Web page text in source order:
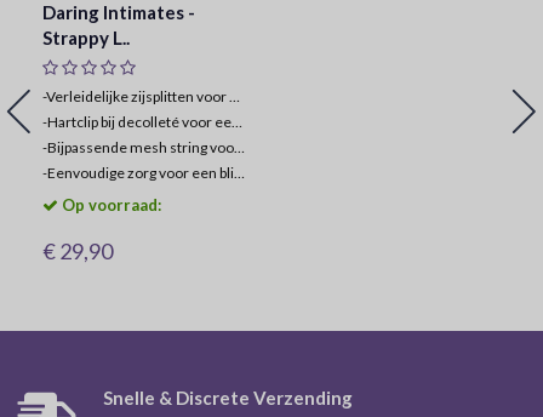
Daring Intimates -
Strappy L..
-Verleidelijke zijsplitten voor extra allure.
-Hartclip bij decolleté voor een onweerstaanbare touch.
-Bijpassende mesh string voor een complete look.
-Eenvoudige zorg voor een blijvende, luxueuze ervaring.
Op voorraad:
€ 29,90
Snelle & Discrete Verzending